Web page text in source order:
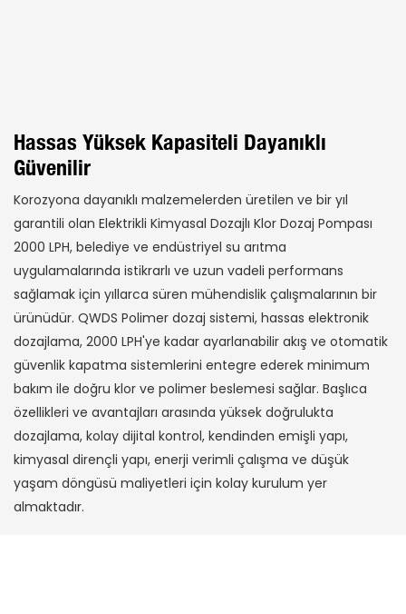
Hassas Yüksek Kapasiteli Dayanıklı
Güvenilir
Korozyona dayanıklı malzemelerden üretilen ve bir yıl
garantili olan Elektrikli Kimyasal Dozajlı Klor Dozaj Pompası
2000 LPH, belediye ve endüstriyel su arıtma
uygulamalarında istikrarlı ve uzun vadeli performans
sağlamak için yıllarca süren mühendislik çalışmalarının bir
ürünüdür. QWDS Polimer dozaj sistemi, hassas elektronik
dozajlama, 2000 LPH'ye kadar ayarlanabilir akış ve otomatik
güvenlik kapatma sistemlerini entegre ederek minimum
bakım ile doğru klor ve polimer beslemesi sağlar. Başlıca
özellikleri ve avantajları arasında yüksek doğrulukta
dozajlama, kolay dijital kontrol, kendinden emişli yapı,
kimyasal dirençli yapı, enerji verimli çalışma ve düşük
yaşam döngüsü maliyetleri için kolay kurulum yer
almaktadır.